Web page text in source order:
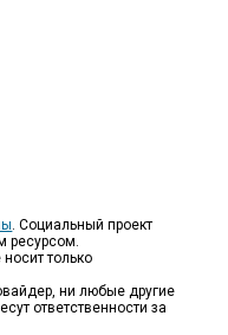
. Социальный проект
ресурсом.
только
ни любые другие
ответственности за